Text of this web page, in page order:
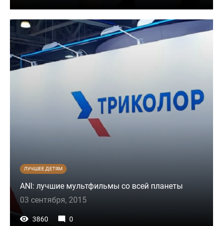
ЛУЧШЕЕ ДЕТЯМ
ANI: лучшие мультфильмы со всей планеты
03 сентября, 2015
3860 0